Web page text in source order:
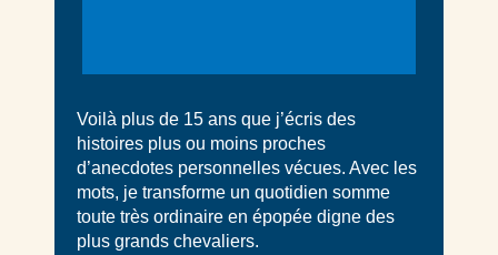
Voilà plus de 15 ans que j’écris des
histoires plus ou moins proches
d’anecdotes personnelles vécues. Avec les
mots, je transforme un quotidien somme
toute très ordinaire en épopée digne des
plus grands chevaliers.